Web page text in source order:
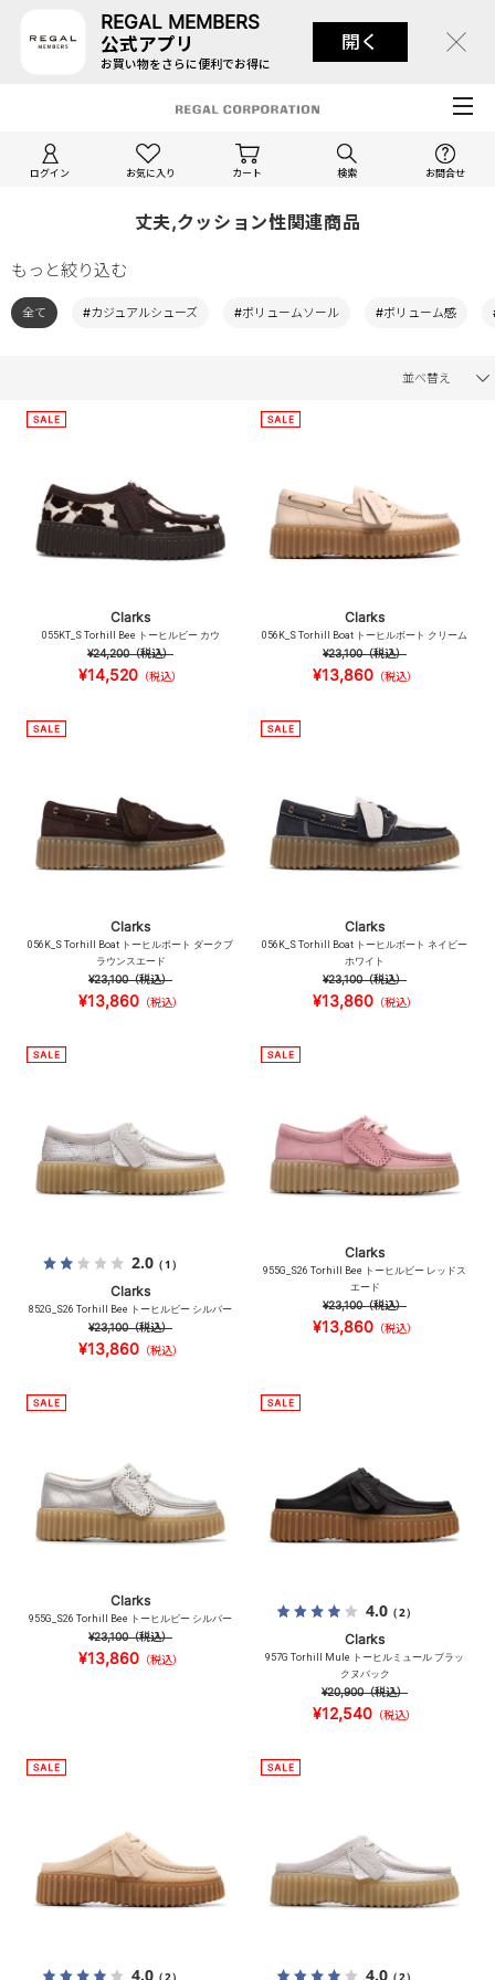
REGAL MEMBERS
公式アプリ
お買い物をさらに便利でお得に
開く
ログイン お気に入り カート 検索 お問合せ
丈夫,クッション性関連商品
もっと絞り込む
全て #カジュアルシューズ #ボリュームソール #ボリューム感
並べ替え
Clarks
055KT_S Torhill Bee トーヒルビー カウ
¥24,200（税込）
¥14,520 （税込）
Clarks
056K_S Torhill Boat トーヒルボート クリーム
¥23,100（税込）
¥13,860（税込）
Clarks
056K_S Torhill Boat トーヒルボート ダークブ
ラウンスエード
¥23,100（税込）
¥13,860（税込）
Clarks
056K_S Torhill Boat トーヒルボート ネイビー
ホワイト
¥23,100（税込）
¥13,860（税込）
2.0（1）
Clarks
852G_S26 Torhill Bee トーヒルビー シルバー
¥23,100（税込）
¥13,860（税込）
Clarks
955G_S26 Torhill Bee トーヒルビー レッドス
エード
¥23,100（税込）
¥13,860（税込）
Clarks
955G_S26 Torhill Bee トーヒルビー シルバー
¥23,100（税込）
¥13,860（税込）
4.0（2）
Clarks
957G Torhill Mule トーヒルミュール ブラッ
クヌバック
¥20,900（税込）
¥12,540 （税込）
4.0 4.0